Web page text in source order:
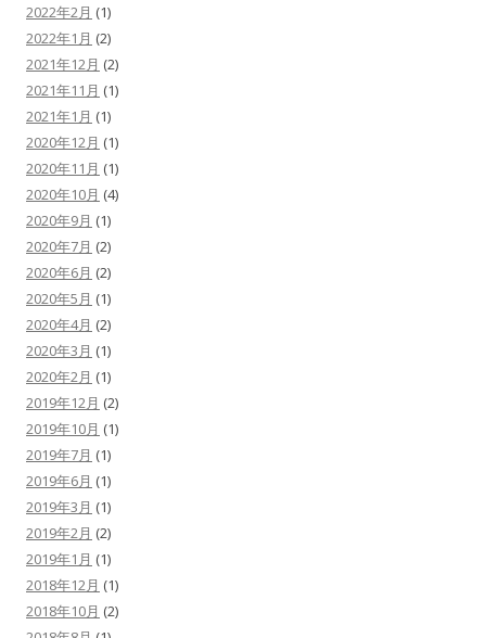
2022年2月 (1)
2022年1月 (2)
2021年12月 (2)
2021年11月 (1)
2021年1月 (1)
2020年12月 (1)
2020年11月 (1)
2020年10月 (4)
2020年9月 (1)
2020年7月 (2)
2020年6月 (2)
2020年5月 (1)
2020年4月 (2)
2020年3月 (1)
2020年2月 (1)
2019年12月 (2)
2019年10月 (1)
2019年7月 (1)
2019年6月 (1)
2019年3月 (1)
2019年2月 (2)
2019年1月 (1)
2018年12月 (1)
2018年10月 (2)